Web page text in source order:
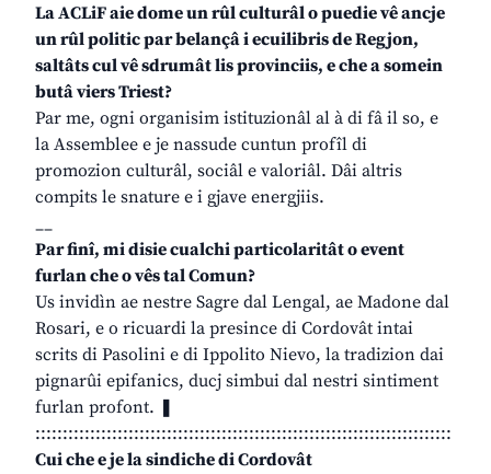
La ACLiF aie dome un rûl culturâl o puedie vê ancje
un rûl politic par belançâ i ecuilibris de Regjon,
saltâts cul vê sdrumât lis provinciis, e che a somein
butâ viers Triest?
Par me, ogni organisim istituzionâl al à di fâ il so, e
la Assemblee e je nassude cuntun profîl di
promozion culturâl, sociâl e valoriâl. Dâi altris
compits le snature e i gjave energjiis.
__
Par finî, mi disie cualchi particolaritât o event
furlan che o vês tal Comun?
Us invidìn ae nestre Sagre dal Lengal, ae Madone dal
Rosari, e o ricuardi la presince di Cordovât intai
scrits di Pasolini e di Ippolito Nievo, la tradizion dai
pignarûi epifanics, ducj simbui dal nestri sintiment
furlan profont. ❚
::::::::::::::::::::::::::::::::::::::::::::::::::::::::::::::::::::::::::::
Cui che e je la sindiche di Cordovât